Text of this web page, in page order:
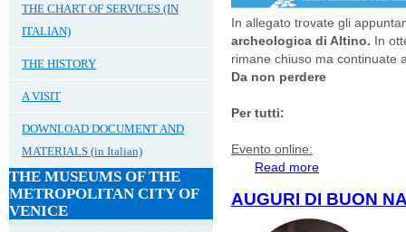
THE CHART OF SERVICES (IN
ITALIAN)
THE HISTORY
A VISIT
DOWNLOAD DOCUMENT AND
MATERIALS (in Italian)
THE MUSEUMS OF THE
METROPOLITAN CITY OF
VENICE
In allegato trovate gli
archeologica di Altino. In
rimane chiuso ma continuate
Da non perdere
Per tutti:
Evento online:
Read more
AUGURI DI BUON